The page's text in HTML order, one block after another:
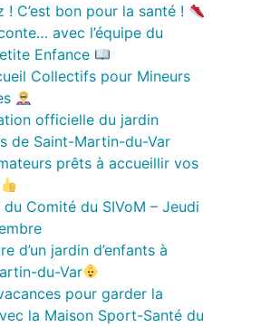
! C’est bon pour la santé !
avec l’équipe du
Enfance
Collectifs pour Mineurs
officielle du jardin
de Saint-Martin-du-Var
prêts à accueillir vos
du Comité du SIVoM – Jeudi
d’un jardin d’enfants à
du-Var
pour garder la
la Maison Sport-Santé du